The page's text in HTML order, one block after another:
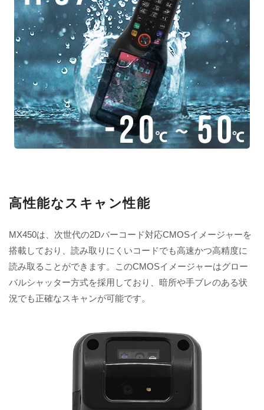
高性能なスキャン性能
MX450は、次世代の2Dバーコード対応CMOSイメージャーを
搭載しており、読み取りにくいコードでも高速かつ高精度に
読み取ることができます。このCMOSイメージャーはグロー
バルシャッター方式を採用しており、暗所や手ブレのある状
況でも正確なスキャンが可能です。